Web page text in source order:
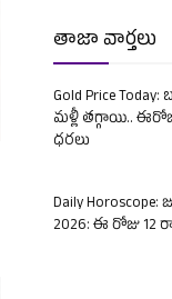
తాజా వార్తలు
Gold Price
మళ్లీ తగ్గాయి..
ధరలు
Daily
2026: ఈ రోజు 12